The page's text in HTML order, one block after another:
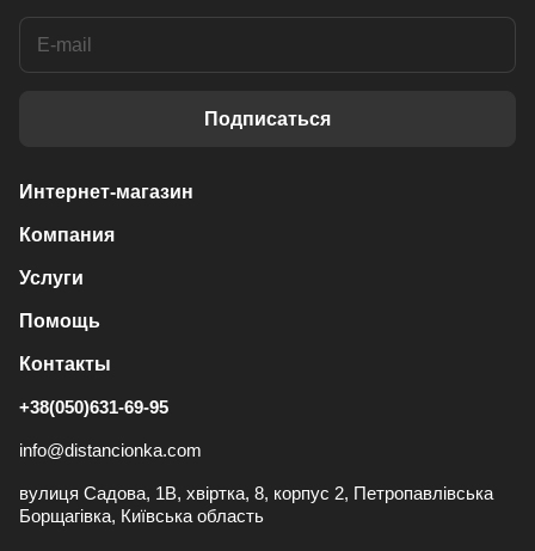
Подписаться
Интернет-магазин
Компания
Услуги
Помощь
Контакты
+38(050)631-69-95
info@distancionka.com
вулиця Садова, 1В, хвіртка, 8, корпус 2, Петропавлівська
Борщагівка, Київська область